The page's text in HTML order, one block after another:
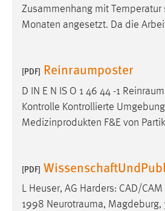
Zusammenhang mit
Monaten angesetzt. Da die
[PDF] Reinraumposter
D IN E N IS O 1 46 44 -1 Reinraum
Kontrolle Kontrollierte
Medizinprodukten F&E von
[PDF]
L Heuser, AG Harders: CAD/
1998 Neurotrauma, Magdeburg,
Vimeo